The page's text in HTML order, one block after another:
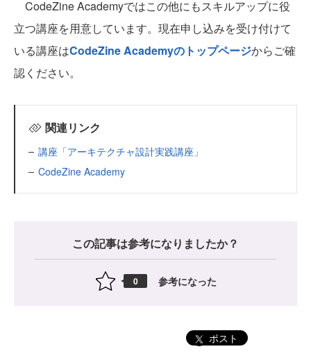
CodeZine Academyではこの他にもスキルアップに役
立つ講座を用意しています。現在申し込みを受け付けて
いる講座はCodeZine Academyのトップページからご確
認ください。
関連リンク
講座「アーキテクチャ設計実践講座」
CodeZine Academy
この記事は参考になりましたか？
0 参考になった
ポスト